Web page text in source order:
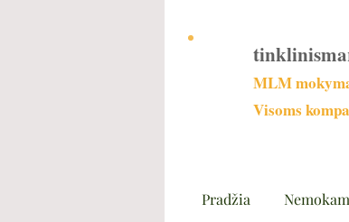
MLM
Visoms
Pradžia